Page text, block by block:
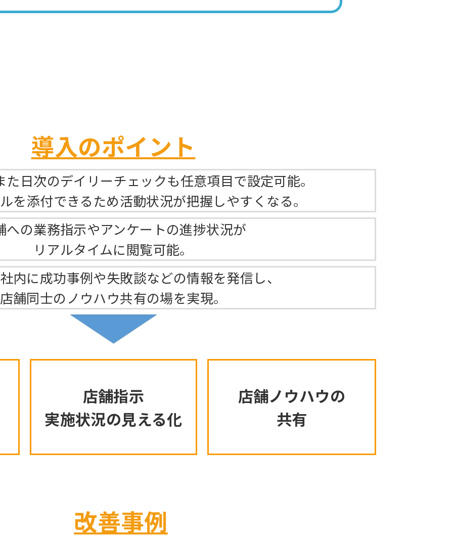
導入のポイント
た日次のデイリーチェックも任意項目で設定可能。
を添付できるため活動状況が把握しやすくなる。
への業務指示やアンケートの進捗状況が
リアルタイムに閲覧可能。
内に成功事例や失敗談などの情報を発信し、
店舗同士のノウハウ共有の場を実現。
店舗指示
実施状況の見える化
店舗ノウハウの
共有
改善事例